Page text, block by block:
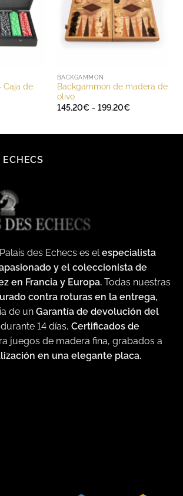
Caja de
BACKGAMMON
Backgammon de madera de
olivo
145.20€ - 199.20€Rango
ECHECS
des Echecs es elespecialista
y el coleccionista de
en Francia y Europa. Todas nuestras
contra roturas en la entrega,
de un Garantía de devolución del
14 días, Certificados de
juegos de madera fina, grabados a
en una elegante placa.